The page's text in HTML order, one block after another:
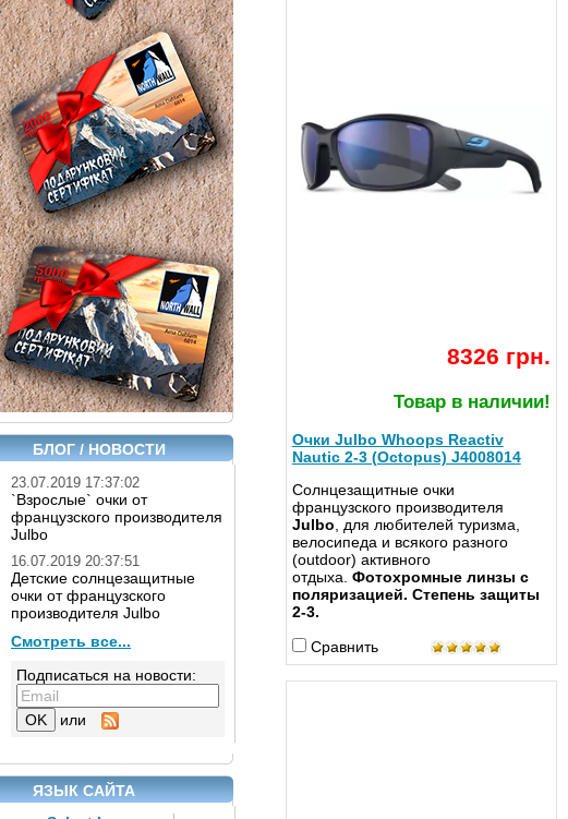
БЛОГ / НОВОСТИ
23.07.2019 17:37:02
`Взрослые` очки от
французского производителя
Julbo
16.07.2019 20:37:51
Детские солнцезащитные
очки от французского
производителя Julbo
Смотреть все...
Подписаться на новости:
или
ЯЗЫК САЙТА
8326 грн.
Товар в наличии!
Очки Julbo Whoops Reactiv
Nautic 2-3 (Octopus) J4008014
Солнцезащитные очки
французского производителя
Julbo , для любителей туризма,
велосипеда и всякого разного
(outdoor) активного
отдыха. Фотохромные линзы с
поляризацией. Степень защиты
2-3.
Сравнить